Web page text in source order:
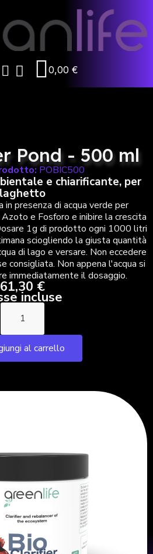
0,00 €
Pond - 500 ml
POBIC500
e chiarificante, per
laghetto
in presenza di acqua verde per
e Fosforo e inibire la crescita
1g di prodotto ogni 1000 litri
sciogliendo la giusta quantità
di lago e versare. Non eccedere
consigliata. Non appena l'acqua si
immediatamente il dosaggio.
61,30 €
incluse
al carrello